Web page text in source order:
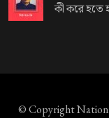
কী করে হতে
© Copyright